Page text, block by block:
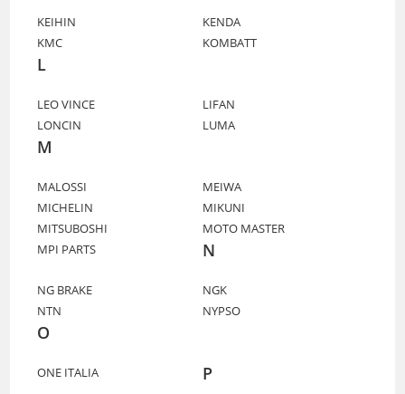
KEIHIN
KENDA
KMC
KOMBATT
L
LEO VINCE
LIFAN
LONCIN
LUMA
M
MALOSSI
MEIWA
MICHELIN
MIKUNI
MITSUBOSHI
MOTO MASTER
MPI PARTS
N
NG BRAKE
NGK
NTN
NYPSO
O
ONE ITALIA P